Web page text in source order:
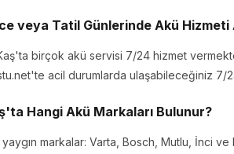
veya Tatil Günlerinde Akü Hizmeti
birçok akü servisi 7/24 hizmet
acil durumlarda ulaşabileceğiniz 7/
Hangi Akü Markaları Bulunur?
markalar: Varta, Bosch, Mutlu, İnci